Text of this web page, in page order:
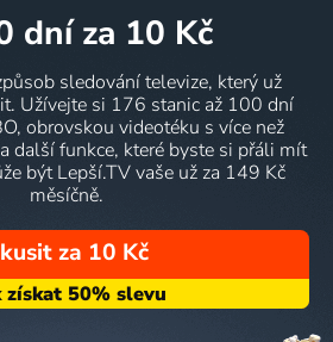
dní za 10 Kč
sledování televize, který už
Užívejte si 176 stanic až 100 dní
obrovskou videotéku s více než
další funkce, které byste si přáli mít
být Lepší.TV vaše už za 149 Kč
měsíčně.
za 10 Kč